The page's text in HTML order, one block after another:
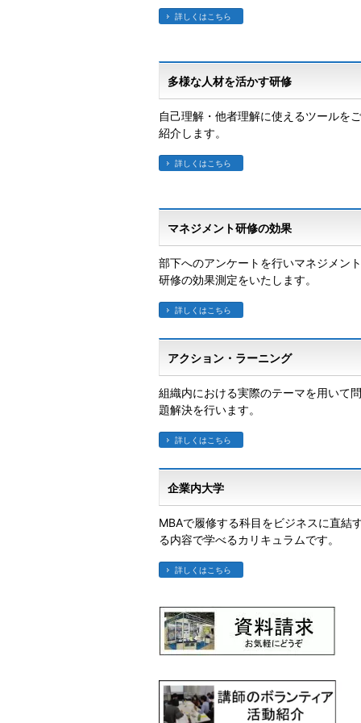
詳しくはこちら
多様な人材を活かす研修
自己理解・他者理解に使えるツールをご
紹介します。
詳しくはこちら
マネジメント研修の効果
部下へのアンケートを行いマネジメント
研修の効果測定をいたします。
詳しくはこちら
アクション・ラーニング
組織内における実際のテーマを用いて問
題解決を行います。
詳しくはこちら
企業内大学
MBAで履修する科目をビジネスに直結
る内容で学べるカリキュラムです。
詳しくはこちら